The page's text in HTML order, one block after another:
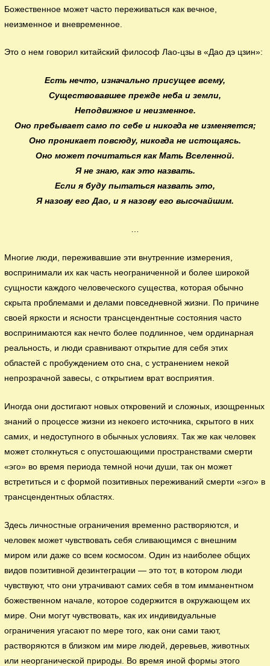
Божественное может часто переживаться как вечное,
неизменное и вневременное.
Это о нем говорил китайский философ Лао-цзы в «Дао дэ цзин»:
Есть нечто, изначально присущее всему,
Существовавшее прежде неба и земли,
Неподвижное и неизменное.
Оно пребывает само по себе и никогда не изменяется;
Оно проникает повсюду, никогда не истощаясь.
Оно может почитаться как Мать Вселенной.
Я не знаю, как это назвать.
Если я буду пытаться назвать это,
Я назову его Дао, и я назову его высочайшим.
…
Многие люди, переживавшие эти внутренние измерения,
воспринимали их как часть неограниченной и более широкой
сущности каждого человеческого существа, которая обычно
скрыта проблемами и делами повседневной жизни. По причине
своей яркости и ясности трансцендентные состояния часто
воспринимаются как нечто более подлинное, чем ординарная
реальность, и люди сравнивают открытие для себя этих
областей с пробуждением ото сна, с устранением некой
непрозрачной завесы, с открытием врат восприятия.
Иногда они достигают новых откровений и сложных, изощренных
знаний о процессе жизни из некоего источника, скрытого в них
самих, и недоступного в обычных условиях. Так же как человек
может столкнуться с опустошающими пространствами смерти
«эго» во время периода темной ночи души, так он может
встретиться и с формой позитивных переживаний смерти «эго» в
трансцендентных областях.
Здесь личностные ограничения временно растворяются, и
человек может чувствовать себя сливающимся с внешним
миром или даже со всем космосом. Один из наиболее общих
видов позитивной дезинтеграции — это тот, в котором люди
чувствуют, что они утрачивают самих себя в том имманентном
божественном начале, которое содержится в окружающем их
мире. Они могут чувствовать, как их индивидуальные
ограничения угасают по мере того, как они сами тают,
растворяются в близком им мире людей, деревьев, животных
или неорганической природы. Во время иной формы этого